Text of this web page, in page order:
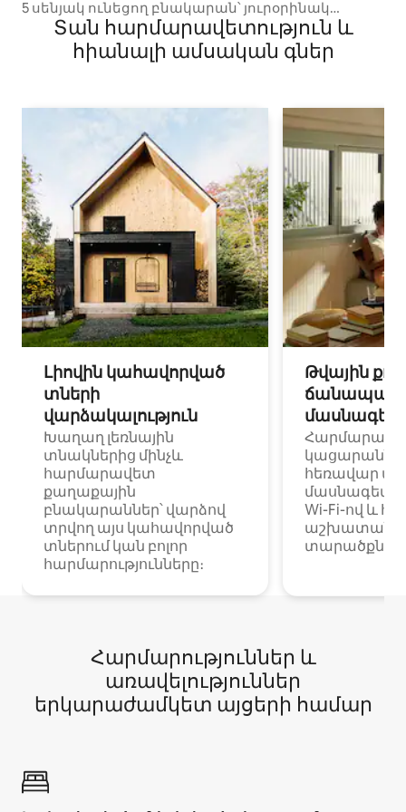
5 սենյակ ունեցող բնակարան՝ յուրօրինակ
արվեստով և արհեստներով
Տան հարմարավետություն և
հիանալի ամսական գներ
Լիովին կահավորված
տների
վարձակալություն
Խաղաղ լեռնային
տնակներից մինչև
հարմարավետ
քաղաքային
բնակարաններ՝ վարձով
տրվող այս կահավորված
տներում կան բոլոր
հարմարությունները։
Թվային
հեռավար
Wi-Fi-ով և
Հարմարություններ և
առավելություններ
երկարաժամկետ այցերի համար